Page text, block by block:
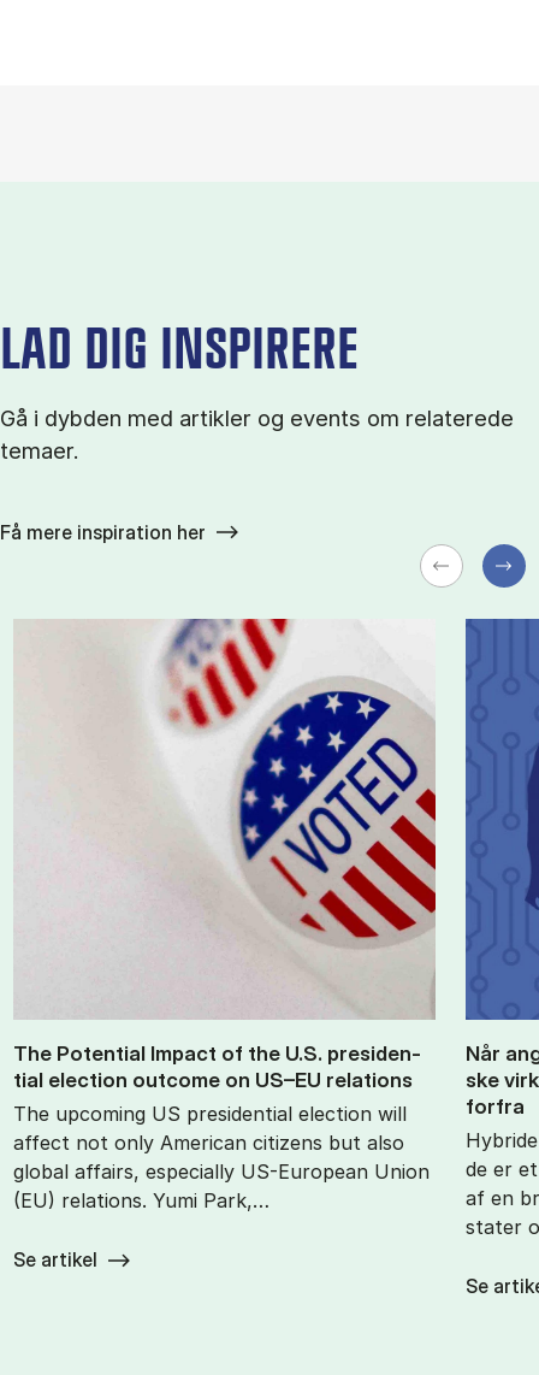
LAD DIG INSPIRERE
Gå i dybden med artikler og events om relaterede
temaer.
Få mere inspiration her
The Po­ten­tial Im­pact of the U.S. pres­id­en­
tial elec­tion out­come on US–EU re­la­tions
The upcoming US presidential election will
affect not only American citizens but also
global affairs, especially US-European Union
(EU) relations. Yumi Park,…
Se artikel
Når
ske
for­fra
de er
af en
stater
Se